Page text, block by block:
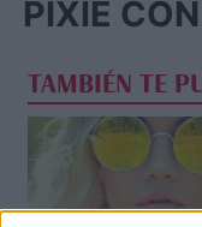
PIXIE
TAMBIÉN TE